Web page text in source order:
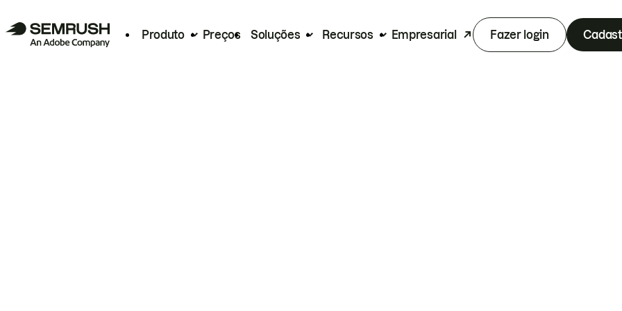
Produto Preços Soluções Recursos Empresarial Fazer login